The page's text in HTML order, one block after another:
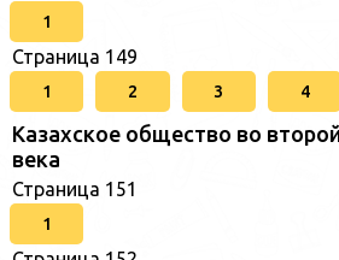
1
Страница 149
1 2 3 4
Казахское общество во
века
Страница 151
1